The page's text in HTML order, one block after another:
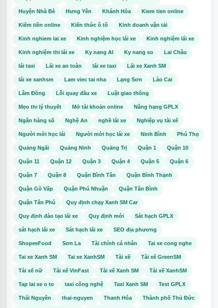
Huyện Nhà Bè Hưng Yên Khánh Hòa Kiem tien online
Kiếm tiền online Kiến thức ô tô Kinh doanh vận tải
Kinh nghiem lai xe Kinh nghiệm học lái xe Kinh nghiệm lái xe
Kinh nghiệm thi lái xe Ky nang AI Ky nang so Lai Châu
lái taxi Lái xe an toàn lái xe taxi Lái xe Xanh SM
lái xe xanhsm Lam viec tai nha Lạng Sơn Lào Cai
Lâm Đồng Lỗi quay đầu xe Luật giao thông
Mẹo thi lý thuyết Mở tài khoản online Nâng hạng GPLX
Ngân hàng số Nghệ An nghề lái xe Nghiệp vụ tài xế
Người mới học lái Người mới học lái xe Ninh Bình Phú Thọ
Quảng Ngãi Quảng Ninh Quảng Trị Quận 1 Quận 10
Quận 11 Quận 12 Quận 3 Quận 4 Quận 5 Quận 6
Quận 7 Quận 8 Quận Bình Tân Quận Bình Thạnh
Quận Gò Vấp Quận Phú Nhuận Quận Tân Bình
Quận Tân Phú Quy định chạy Xanh SM Car
Quy định đào tạo lái xe Quy định mới Sát hạch GPLX
sát hạch lái xe Sát hạch lái xe SEO địa phương
ShopeeFood Sơn La Tài chính cá nhân Tai xe cong nghe
Tai xe Xanh SM Tai xe XanhSM Tài xế Tài xế GreenSM
Tài xế nữ Tài xế VinFast Tài xế Xanh SM Tài xế XanhSM
Tap lai xe o to taxi công nghệ Taxi Xanh SM Test GPLX
Thái Nguyên thai-nguyen Thanh Hóa Thành phố Thủ Đức